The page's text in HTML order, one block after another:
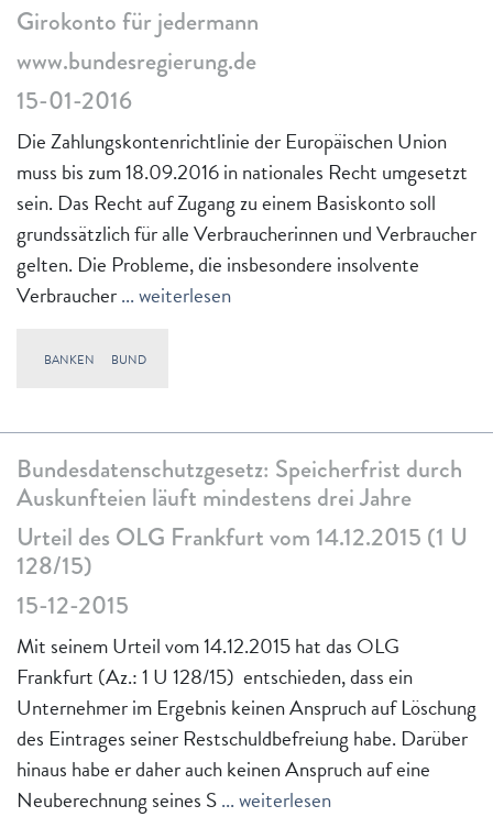
Girokonto für jedermann
www.bundesregierung.de
15-01-2016
Die Zahlungskontenrichtlinie der Europäischen Union
muss bis zum 18.09.2016 in nationales Recht umgesetzt
sein. Das Recht auf Zugang zu einem Basiskonto soll
grundssätzlich für alle Verbraucherinnen und Verbraucher
gelten. Die Probleme, die insbesondere insolvente
Verbraucher... weiterlesen
BANKEN BUND
Bundesdatenschutzgesetz: Speicherfrist durch
Auskunfteien läuft mindestens drei Jahre
Urteil des OLG Frankfurt vom 14.12.2015 (1 U
128/15)
15-12-2015
Mit seinem Urteil vom 14.12.2015 hat das OLG
Frankfurt (Az.: 1 U 128/15) entschieden, dass ein
Unternehmer im Ergebnis keinen Anspruch auf Löschung
des Eintrages seiner Restschuldbefreiung habe. Darüber
hinaus habe er daher auch keinen Anspruch auf eine
Neuberechnung seines S... weiterlesen